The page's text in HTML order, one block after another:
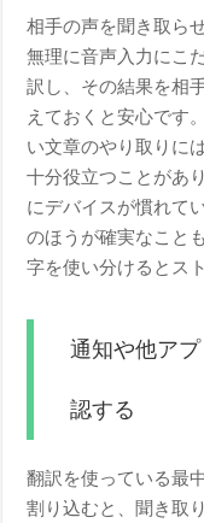
相手の声を聞き取ら
無理に音声入力にこ
訳し、その結果を相
えておくと安心です
い文章のやり取りに
十分役立つことがあ
にデバイスが慣れて
のほうが確実なこと
字を使い分けるとス
通知や他ア
認する
翻訳を使っている最
割り込むと、聞き取